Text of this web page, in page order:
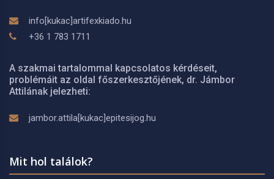
info[kukac]artifexkiado.hu
+36 1 783 1711
A szakmai tartalommal kapcsolatos kérdéseit,
problémáit az oldal főszerkesztőjének, dr. Jámbor
Attilának jelezheti:
jambor.attila[kukac]epitesijog.hu
Mit hol találok?